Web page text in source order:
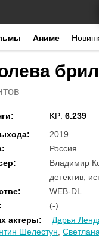
Аниме
: KP: 6.239
:
2019
:
Россия
:
Владимир
детектив,
:
WEB-DL
:
(-)
актеры:
Дарья
Шелестун